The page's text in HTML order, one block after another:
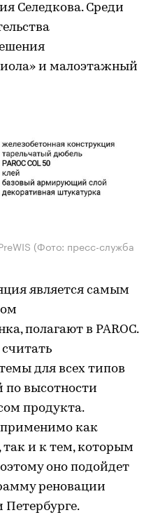
Селедкова. Среди
и малоэтажный
(Фото: пресс-служба
является самым
полагают в PAROC.
для всех типов
по высотности
продукта.
применимо как
и к тем, которым
оно подойдет
реновации
Петербурге.